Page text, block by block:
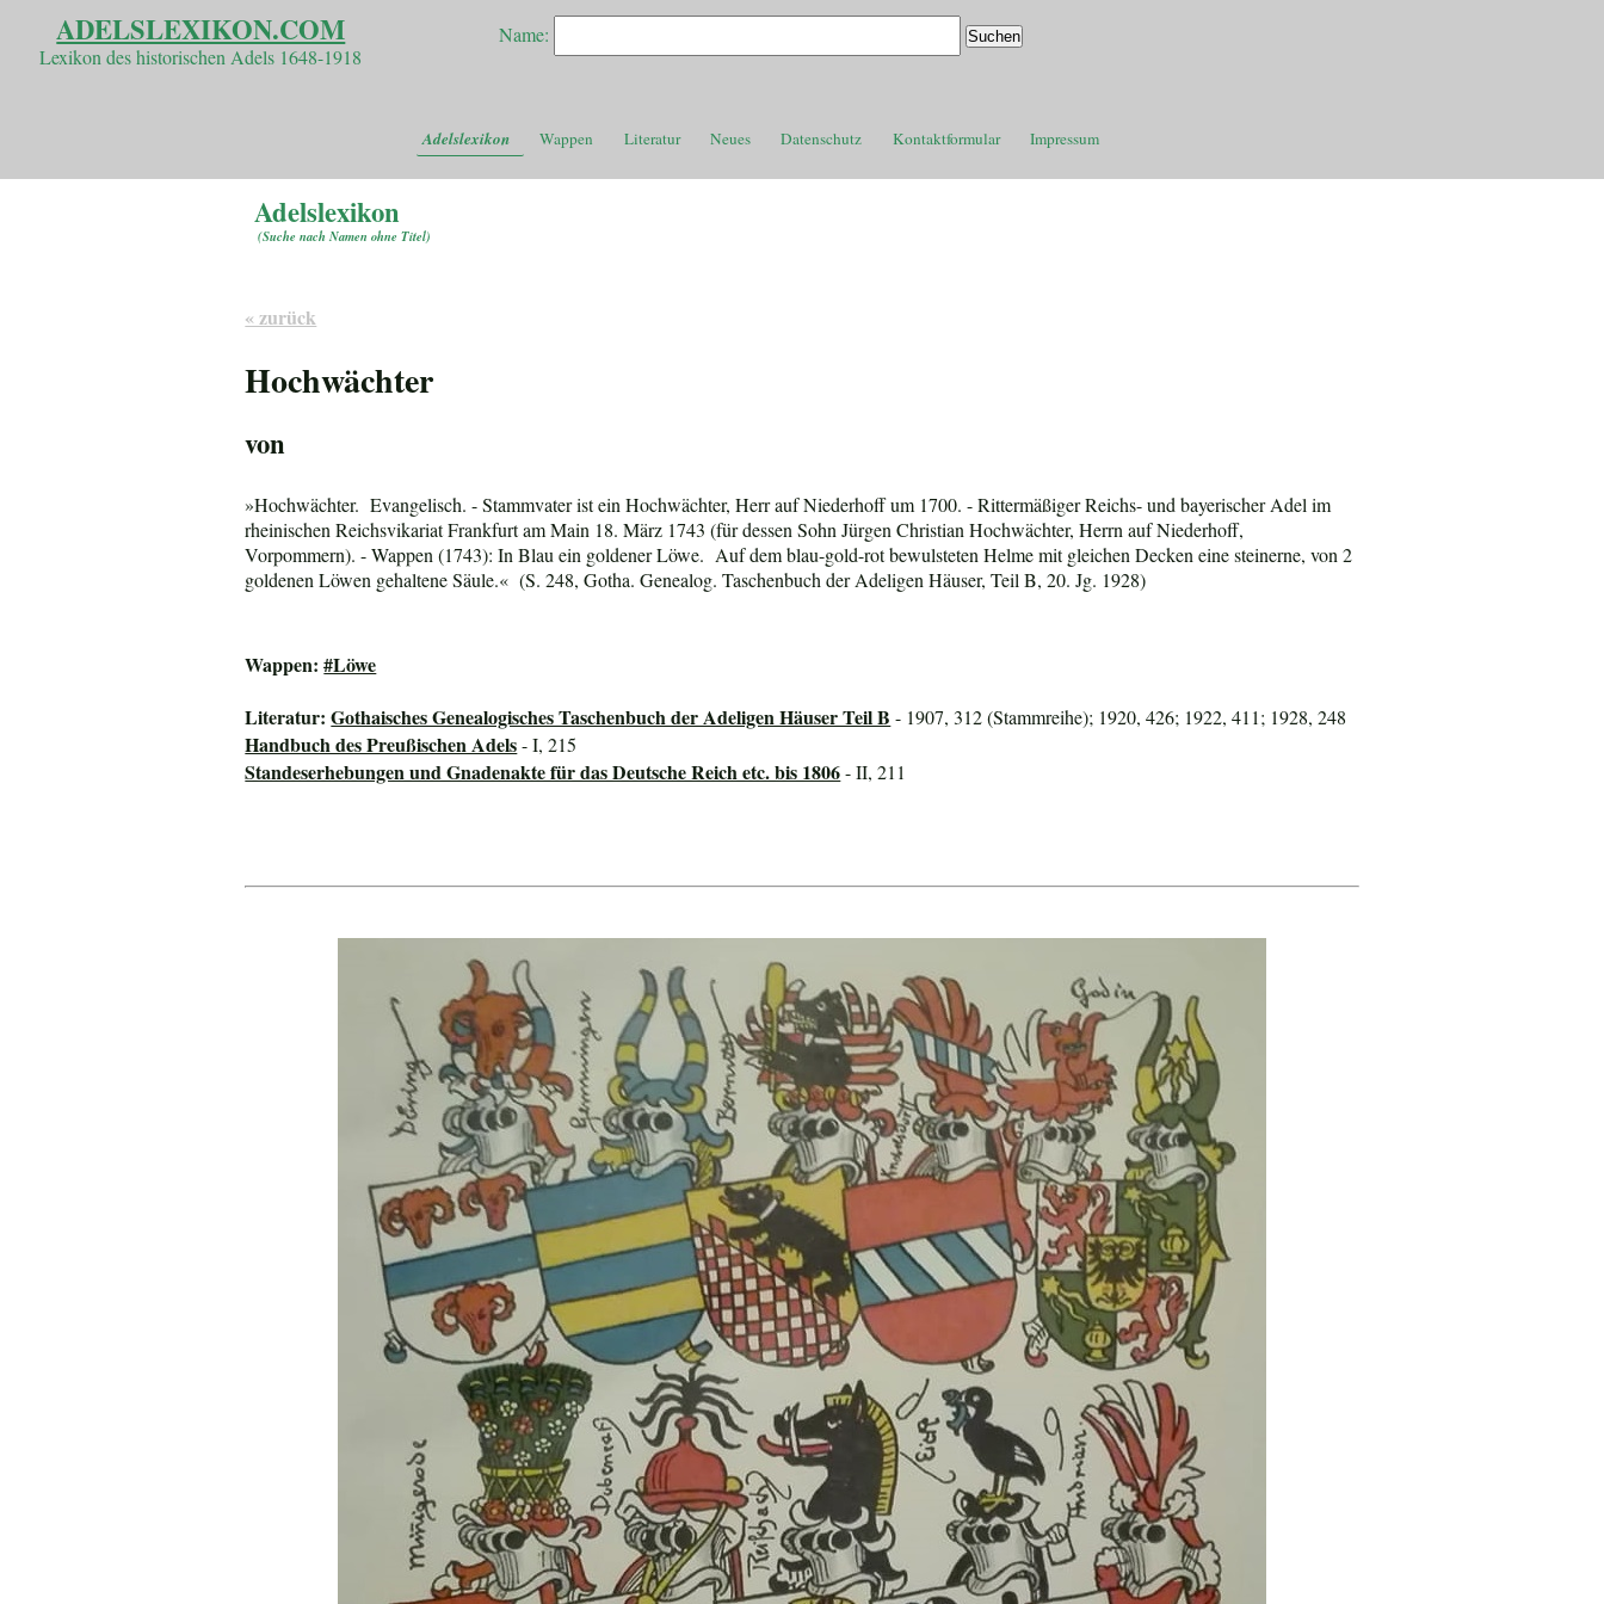
ADELSLEXIKON.COM
Lexikon des historischen Adels 1648-1918
Name:
Adelslexikon Wappen Literatur Neues Datenschutz Kontaktformular Impressum
Adelslexikon
(Suche nach Namen ohne Titel)
« zurück
Hochwächter
von
»Hochwächter. Evangelisch. -Stammvater ist ein Hochwächter, Herr auf Niederhoff um 1700. - Rittermäßiger Reichs- und bayerischer Adel im
rheinischen Reichsvikariat Frankfurt am Main 18. März 1743 (für dessen Sohn Jürgen Christian Hochwächter, Herrn auf Niederhoff,
Vorpommern). - Wappen (1743):In Blau ein goldener Löwe. Auf dem blau-gold-rot bewulsteten Helme mit gleichen Decken eine steinerne, von 2
goldenen Löwen gehaltene Säule.« (S. 248, Gotha. Genealog. Taschenbuch der Adeligen Häuser, Teil B, 20. Jg. 1928)
Wappen:#Löwe
Literatur:Gothaisches Genealogisches Taschenbuch der Adeligen Häuser Teil B - 1907, 312 (Stammreihe); 1920, 426; 1922, 411; 1928, 248
Handbuch des Preußischen Adels- I, 215
Standeserhebungen und Gnadenakte für das Deutsche Reich etc. bis 1806- II, 211